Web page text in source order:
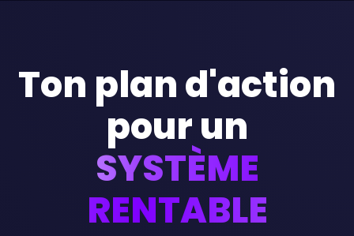
Ton plan d'action
pour un
SYSTÈME
RENTABLE